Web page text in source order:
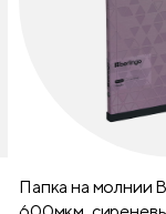
Папка на молнии